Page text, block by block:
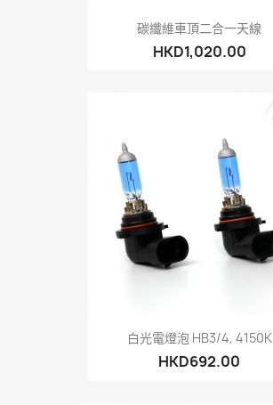
碳纖維車頂二合一天線
HKD1,020.00
白光電燈泡 HB3/4, 4150K
HKD692.00